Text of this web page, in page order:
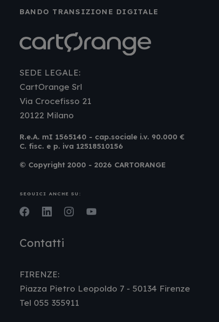
BANDO TRANSIZIONE DIGITALE
SEDE LEGALE:
CartOrange Srl
Via Crocefisso 21
20122 Milano
R.e.A. mI 1565140 - cap.sociale i.v. 90.000 €
C. fisc. e p. iva 12518510156
© Copyright 2000 - 2026 CARTORANGE
SEGUICI ANCHE SU:
Facebook
LinkedInInstagram
Contatti
FIRENZE:
Piazza Pietro Leopoldo 7 - 50134 Firenze
Tel 055 355911